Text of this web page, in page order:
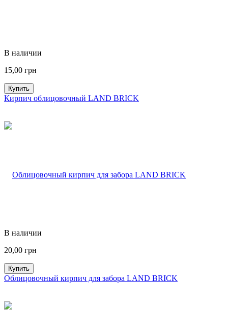
В наличии
15,00 грн
Купить
Кирпич облицовочный LAND BRICK
В наличии
20,00 грн
Купить
Облицовочный кирпич для забора LAND BRICK